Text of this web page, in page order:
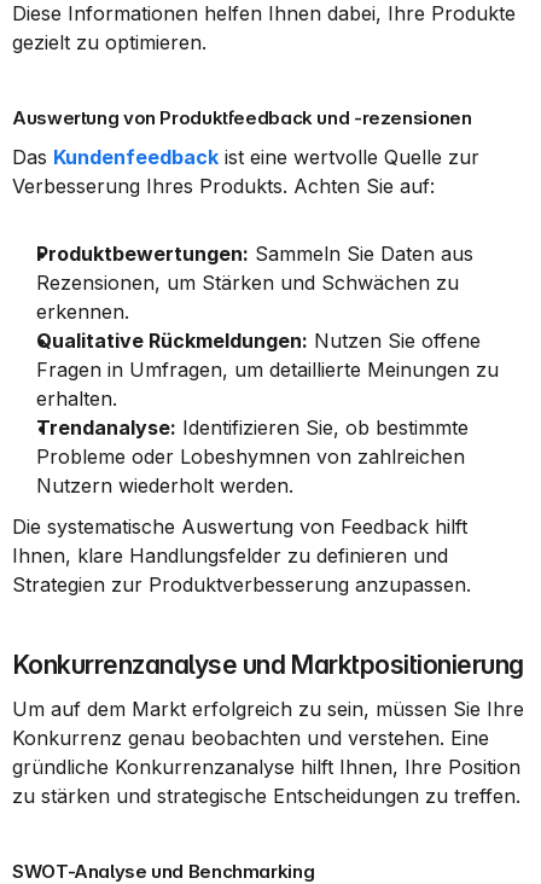
Diese Informationen helfen Ihnen dabei, Ihre Produkte
gezielt zu optimieren.
Auswertung von Produktfeedback und -rezensionen
Das Kundenfeedback ist eine wertvolle Quelle zur
Verbesserung Ihres Produkts. Achten Sie auf:
Produktbewertungen: Sammeln Sie Daten aus
Rezensionen, um Stärken und Schwächen zu
erkennen.
Qualitative Rückmeldungen: Nutzen Sie offene
Fragen in Umfragen, um detaillierte Meinungen zu
erhalten.
Trendanalyse: Identifizieren Sie, ob bestimmte
Probleme oder Lobeshymnen von zahlreichen
Nutzern wiederholt werden.
Die systematische Auswertung von Feedback hilft
Ihnen, klare Handlungsfelder zu definieren und
Strategien zur Produktverbesserung anzupassen.
Konkurrenzanalyse und Marktpositionierung
Um auf dem Markt erfolgreich zu sein, müssen Sie Ihre
Konkurrenz genau beobachten und verstehen. Eine
gründliche Konkurrenzanalyse hilft Ihnen, Ihre Position
zu stärken und strategische Entscheidungen zu treffen.
SWOT-Analyse und Benchmarking